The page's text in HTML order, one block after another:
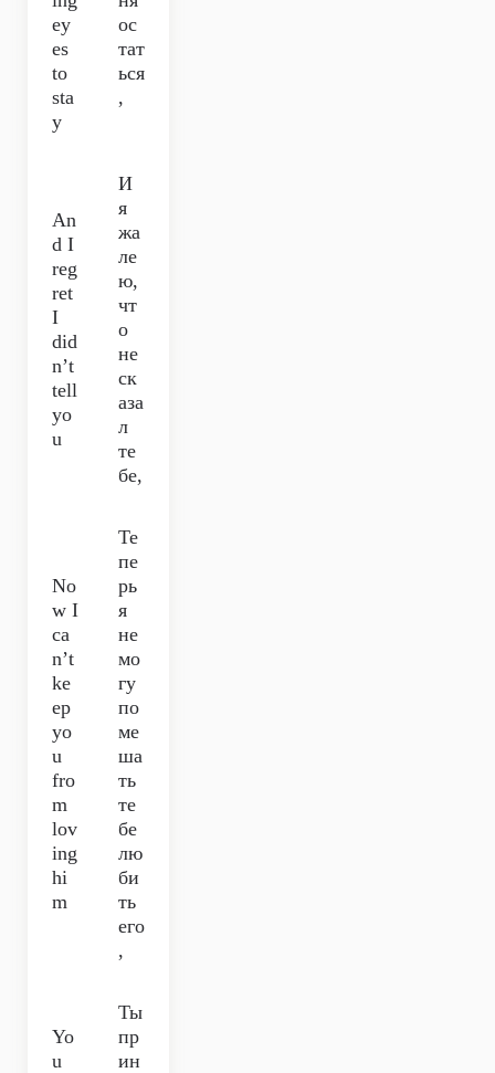
ey
es
to
sta
y
ос
тат
ься
,
An
d I
reg
ret
I
did
n’t
tell
yo
u
И
я
жа
ле
ю,
чт
о
не
ск
аза
л
те
бе,
No
w I
ca
n’t
ke
ep
yo
u
fro
m
lov
ing
hi
m
Те
пе
рь
я
не
мо
гу
по
ме
ша
ть
те
бе
лю
би
ть
его
,
Yo
u
Ты
пр
ин